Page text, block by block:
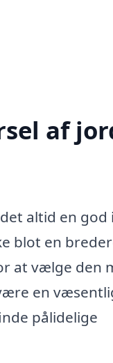
af
altid en god
blot en
at vælge den
en
pålidelige